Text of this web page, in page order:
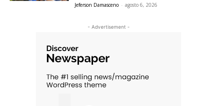
Jeferson Damasceno - agosto 6, 2026
- Advertisement -